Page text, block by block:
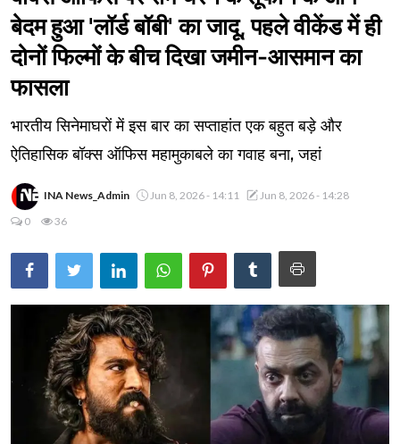
बेदम हुआ 'लॉर्ड बॉबी' का जादू, पहले वीकेंड में ही
दोनों फिल्मों के बीच दिखा जमीन-आसमान का
फासला
भारतीय सिनेमाघरों में इस बार का सप्ताहांत एक बहुत बड़े और
ऐतिहासिक बॉक्स ऑफिस महामुकाबले का गवाह बना, जहां
INA News_Admin Jun 8, 2026 - 14:11
Jun 8, 2026 - 14:28
0
36